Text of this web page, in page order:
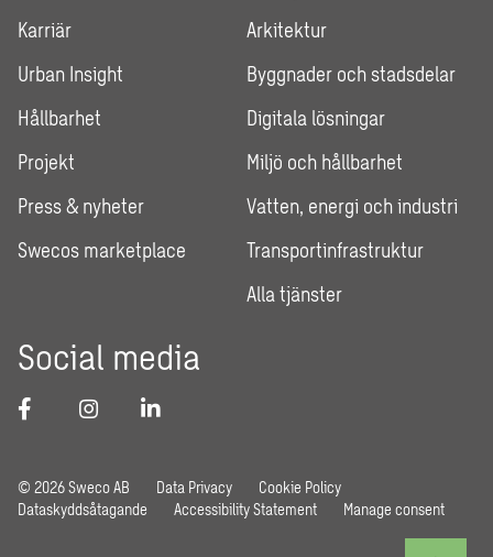
Karriär
Urban Insight
Hållbarhet
Projekt
Press & nyheter
Swecos marketplace
Arkitektur
Byggnader och stadsdelar
Digitala lösningar
Miljö och hållbarhet
Vatten, energi och industri
Transportinfrastruktur
Alla tjänster
Social media
© 2026 Sweco AB Data Privacy
Cookie Policy
Dataskyddsåtagande
Accessibility Statement Manage consent